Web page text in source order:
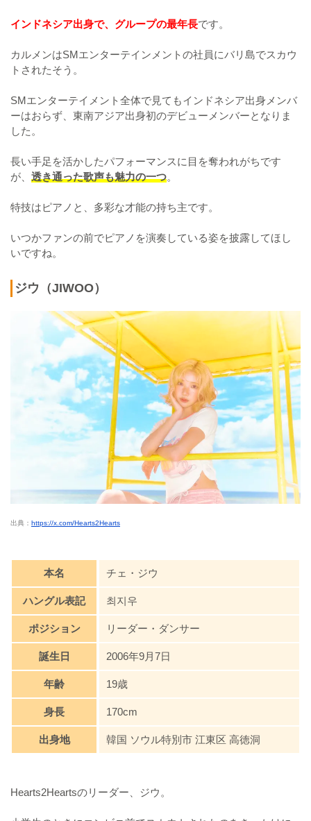
インドネシア出身で、グループの最年長です。
カルメンはSMエンターテインメントの社員にバリ島でスカウ
トされたそう。
SMエンターテイメント全体で見てもインドネシア出身メンバ
ーはおらず、東南アジア出身初のデビューメンバーとなりま
した。
長い手足を活かしたパフォーマンスに目を奪われがちです
が、 透き通った歌声も魅力の一つ。
特技はピアノと、多彩な才能の持ち主です。
いつかファンの前でピアノを演奏している姿を披露してほし
いですね。
ジウ（JIWOO）
出典： https://x.com/Hearts2Hearts
本名 チェ・ジウ
ハングル表記 최지우
ポジション リーダー・ダンサー
誕生日 2006年9月7日
年齢 19歳
身長 170cm
出身地 韓国 ソウル特別市 江東区 高徳洞
Hearts2Heartsのリーダー、ジウ。